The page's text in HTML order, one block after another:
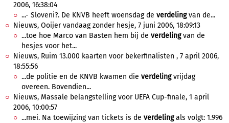
2006, 16:38:04
...- Sloveni?. De KNVB heeft woensdag de verdelingvan de...
Nieuws, Ooijer vandaag zonder hesje, 7 juni 2006, 18:09:13
...toe hoe Marco van Basten hem bij de verdelingvan de
hesjes voor het...
Nieuws, Ruim 13.000 kaarten voor bekerfinalisten , 7 april 2006,
18:55:56
...de politie en de KNVB kwamen die verdelingvrijdag
overeen. Bovendien...
Nieuws, Massale belangstelling voor UEFA Cup-finale, 1 april
2006, 10:00:57
...mei. Na toewijzing van tickets is de verdelingals volgt: 1.996